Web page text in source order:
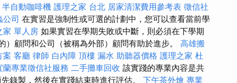
半自動咖啡機 護理之家 台北 居家清潔費用參考表 徵信社
公司 在實習是強制性或可選的計劃中，您可以查看當前學
家 單人房 如果實習在學期失敗或中斷，則必須在下學期
顧問和公司（被稱為外部）顧問有助於進步。 高雄搬
案 客廳 律師 白內障 頂樓 漏水 助聽器價格 護理之家 杜
蘭專業徵信社服務 二手攤車回收 該實踐的專業內容是共
錄製，然後在實踐結束時進行評估。 下午茶外燴 專業